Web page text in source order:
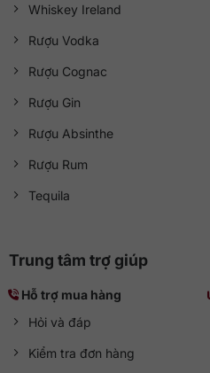
Whiskey Ireland
Rượu Vodka
Rượu Cognac
Rượu Gin
Rượu Absinthe
Rượu Rum
Tequila
Trung tâm trợ giúp
Hỗ trợ mua hàng
Hỏi và đáp
Kiểm tra đơn hàng